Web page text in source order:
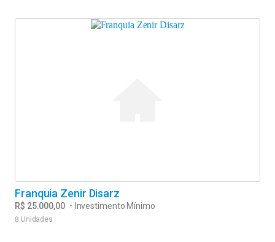
R$ 25.000,00 • Investimento Mínimo
Franquia Zenir Disarz
8 Unidades